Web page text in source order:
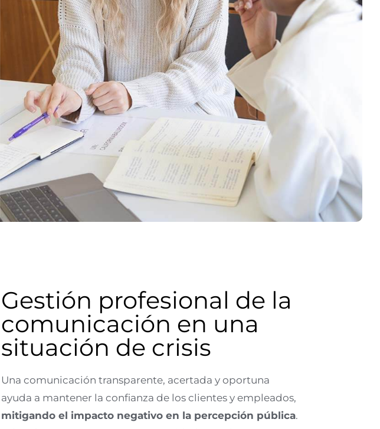
Gestión profesional de la
comunicación en una
situación de crisis
Una comunicación transparente, acertada y oportuna
ayuda a mantener la confianza de los clientes y empleados,
mitigando el impacto negativo en la percepción pública.